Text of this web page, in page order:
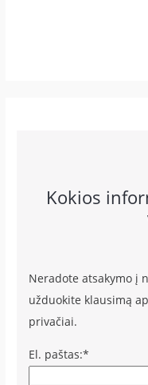
Kokios
Neradote atsakymo į
užduokite klausimą
privačiai.
El. paštas:*